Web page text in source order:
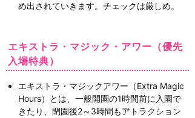
め出されていきます。チェックは厳しめ。
エキストラ・マジック・アワー（優先
入場特典）
エキストラ・マジックアワー（Extra Magic
Hours）とは、一般開園の1時間前に入園で
きたり、閉園後2～3時間もアトラクション